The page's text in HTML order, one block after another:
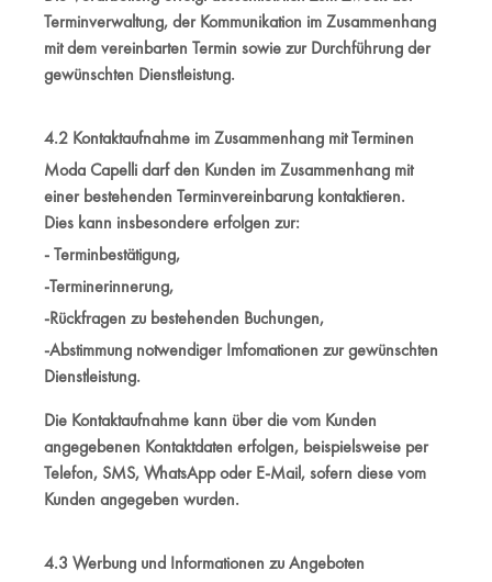
Terminverwaltung, der Kommunikation im Zusammenhang
mit dem vereinbarten Termin sowie zur Durchführung der
gewünschten Dienstleistung.
4.2 Kontaktaufnahme im Zusammenhang mit Terminen
Moda Capelli darf den Kunden im Zusammenhang mit
einer bestehenden Terminvereinbarung kontaktieren.
Dies kann insbesondere erfolgen zur:
- Terminbestätigung,
-Terminerinnerung,
-Rückfragen zu bestehenden Buchungen,
-Abstimmung notwendiger Imfomationen zur gewünschten
Dienstleistung.
Die Kontaktaufnahme kann über die vom Kunden
angegebenen Kontaktdaten erfolgen, beispielsweise per
Telefon, SMS, WhatsApp oder E-Mail, sofern diese vom
Kunden angegeben wurden.
4.3 Werbung und Informationen zu Angeboten